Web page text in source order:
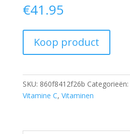
€41.95
Koop product
SKU: 860f8412f26b Categorieën:
Vitamine C, Vitaminen